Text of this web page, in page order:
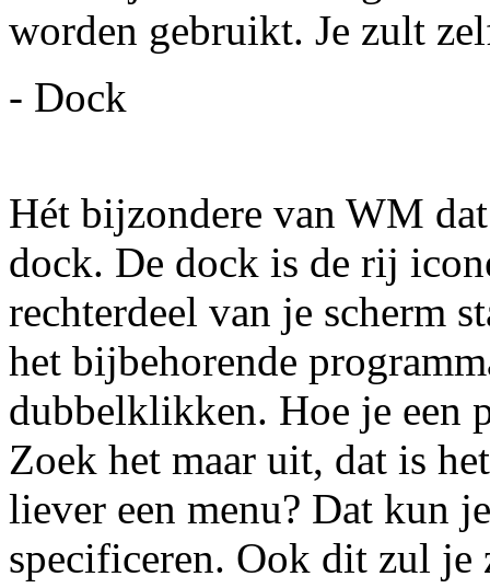
worden gebruikt. Je zult
- Dock
Hét bijzondere van WM
dock. De dock is de rij
rechterdeel van je scherm
het bijbehorende
dubbelklikken. Hoe je een
Zoek het maar uit, dat is
liever een menu? Dat kun
specificeren. Ook dit zul je